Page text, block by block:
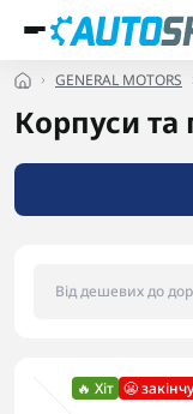
GENERAL MOTORS
Корпуси та
🔥 Хіт 😬